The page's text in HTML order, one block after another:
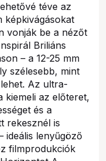
téve az
képkivágásokat
vonják be a nézőt
Briliáns
– a 12-25 mm
szélesebb, mint
Az ultra-
kiemeli az előteret,
és a
rekesznél is
ideális lenyűgöző
filmprodukciók